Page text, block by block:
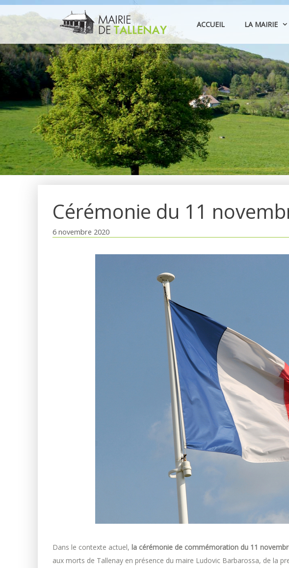
Aller
au
ACCUEIL LA MAIRIE
Cérémonie du 11
6 novembre 2020
Dans le contexte actuel, la cérémonie de commémoration du 11
aux morts de Tallenay en présence du maire Ludovic Barbarossa, de la